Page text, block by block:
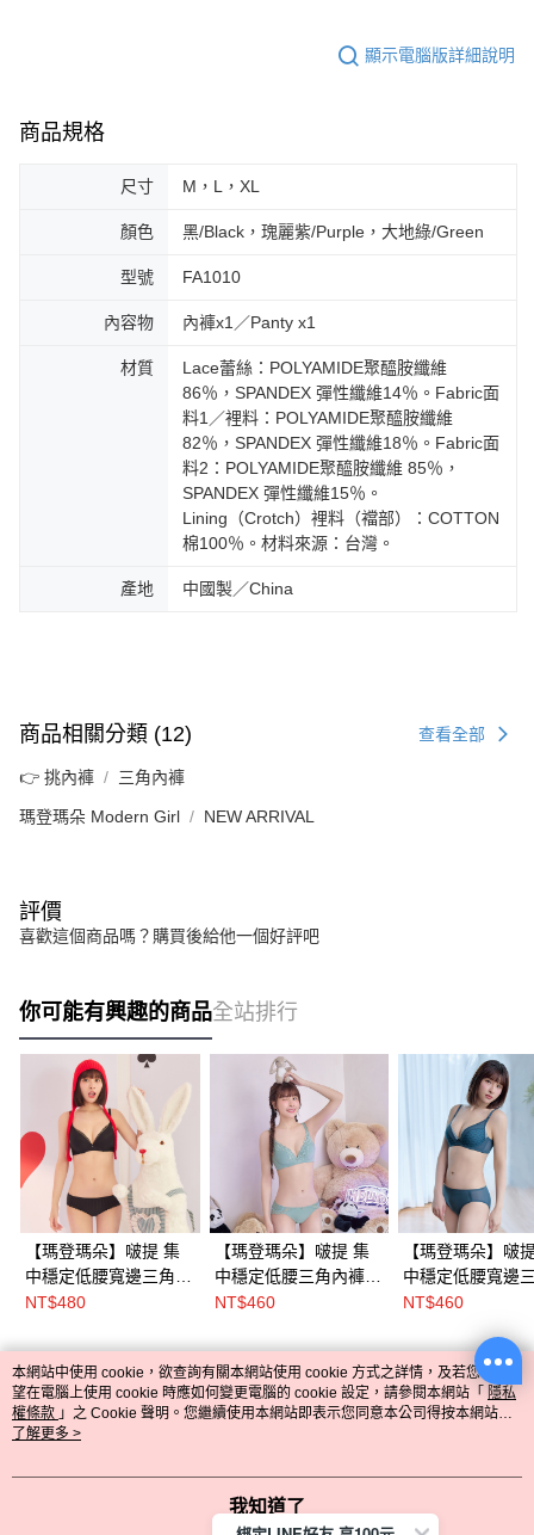
顯示電腦版詳細說明
商品規格
尺寸 M，L，XL
顏色 黑/Black，瑰麗紫/Purple，大地綠/Green
型號 FA1010
內容物 內褲x1／Panty x1
材質
Lace蕾絲：POLYAMIDE聚醯胺纖維
86％，SPANDEX 彈性纖維14％。Fabric面
料1／裡料：POLYAMIDE聚醯胺纖維
82％，SPANDEX 彈性纖維18％。Fabric面
料2：POLYAMIDE聚醯胺纖維 85％，
SPANDEX 彈性纖維15％。
Lining（Crotch）裡料（襠部）：COTTON
棉100％。材料來源：台灣。
產地 中國製／China
商品相關分類 (12) 查看全部
👉 挑內褲 三角內褲
瑪登瑪朵 Modern Girl NEW ARRIVAL
評價
喜歡這個商品嗎？購買後給他一個好評吧
你可能有興趣的商品全站排行
【瑪登瑪朵】啵提 集
中穩定低腰寬邊三角內
褲 M-XL(黑/蒼鷺綠/楓
NT$480
【瑪登瑪朵】啵提 集
中穩定低腰三角內褲
M-XXL(霜霧綠/丁香芋/
NT$460
【瑪登瑪朵】啵
中穩定低腰寬邊
內褲 M-XL(香草
NT$460
熱門標籤
本網站中使用 cookie，欲查詢有關本網站使用 cookie 方式之詳情，及若您不希
望在電腦上使用 cookie 時應如何變更電腦的 cookie 設定，請參閱本網站「 隱私
權條款 」之 Cookie 聲明。您繼續使用本網站即表示您同意本公司得按本網站使
用條款之 Cookie 聲明使用 cookie。
了解更多 >
我知道了